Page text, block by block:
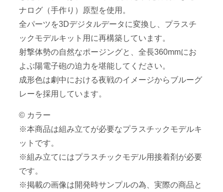
ナログ（手作り）原型を使用。
全パーツを3Dデジタルデータに変換し、プラスチ
ックモデルキット用に再構築しています。
射撃体勢の自然なポージングと、全長360mmにお
よぶ陽電子砲の迫力を堪能してください。
成形色は劇中における夜戦のイメージからブルーグ
レーを採用しています。
© カラー
※本商品は組み立てが必要なプラスチックモデルキ
ットです。
※組み立てにはプラスチックモデル用接着剤が必要
です。
※掲載の画像は開発時サンプルの為、実際の商品と